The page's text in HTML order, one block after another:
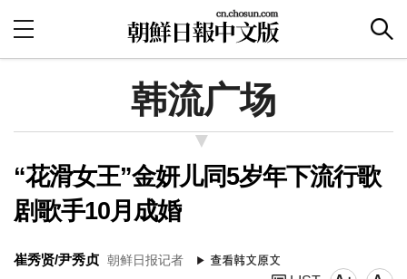
韩流广场
“花滑女王”金妍儿同5岁年下流行歌
剧歌手10月成婚
崔秀贤/尹秀贞 朝鲜日报记者